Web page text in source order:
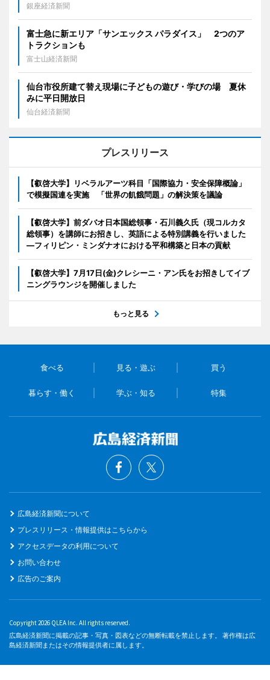
銀座経済新聞
富士急に新エリア「サンエックス パラダイス」 2つのア
トラクションも
富士山経済新聞
仙台市役所建て替え現場に子どもの遊び・学びの場 夏休
みに平日開放日
仙台経済新聞
プレスリリース
【叡啓大学】リベラルアーツ科目「国際協力・安全保障概論」
で模擬国連を実施 「世界の飢餓問題」の解決策を議論
【叡啓大学】前ダバオ日本国総領事・石川義久氏（現コルカタ
総領事）を講師にお招きし、英語による特別講義を行いました
―フィリピン・ミンダナオにおける平和構築と日本の貢献
【叡啓大学】7月17日(金)クレシーニ・アン氏をお招きしてイブ
ニングラウンジを開催しました
もっと見る
食べる 見る・遊ぶ 買う
暮らす・働く 学ぶ・知る 特集
広島経済新聞について
プレスリリース・情報提供はこちらから
アクセスデータの利用について
お問い合わせ
広告のご案内
Copyright 2026 QLEA Inc. All rights reserved.
広島経済新聞に掲載の記事・写真・図表などの無断転載を禁止します。 著作権は広
島経済新聞またはその情報提供者に属します。